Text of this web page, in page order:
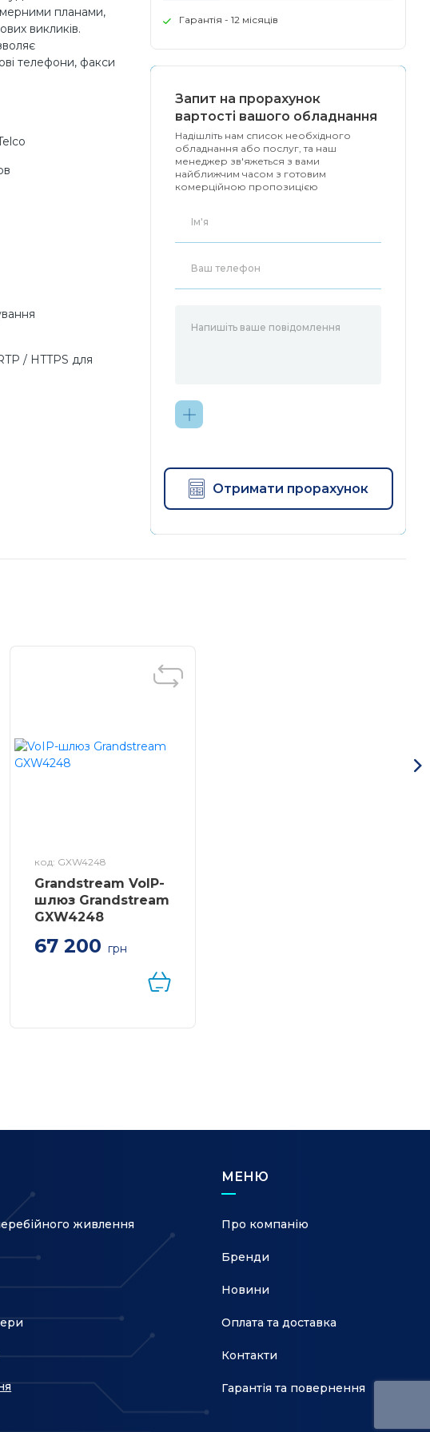
планами,
викликів.
телефони, факси
/ HTTPS для
Гарантія - 12 місяців
Запит на прорахунок
вартості вашого обладнання
Надішліть нам список необхідного
обладнання або послуг, та наш
менеджер зв'яжеться з вами
найближчим часом з готовим
комерційною пропозицією
Отримати прорахунок
код: GXW4248
Grandstream VoIP-
шлюз Grandstream
GXW4248
67 200 грн
Голосовий шлюз з
двома 50-контактними
живлення
МЕНЮ
Про компанію
Бренди
Новини
Оплата та доставка
Контакти
Гарантія та повернення